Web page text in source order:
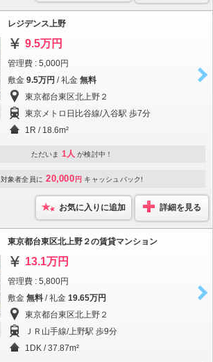
レジデンス上野
9.5万円
管理費 : 5,000円
敷金 9.5万円 / 礼金 無料
東京都台東区北上野２
東京メトロ日比谷線/入谷駅 歩7分
1R / 18.6m²
ただいま 1人 が検討中！
対象者全員に 20,000 円 キャッシュバック!
お気に入りに追加 詳細を見る
東京都台東区北上野２の賃貸マンション
13.1万円
管理費 : 5,800円
敷金 無料 / 礼金 19.65万円
東京都台東区北上野２
ＪＲ山手線/上野駅 歩9分
1DK / 37.87m²